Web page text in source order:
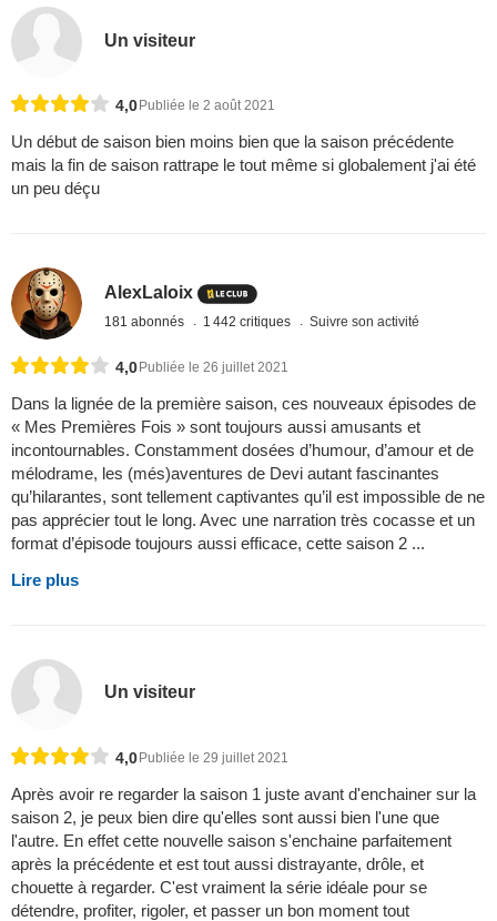
Un visiteur
4,0 Publiée le 2 août 2021
Un début de saison bien moins bien que la saison précédente
mais la fin de saison rattrape le tout même si globalement j'ai été
un peu déçu
AlexLaloix
181 abonnés 1 442 critiques Suivre son activité
4,0Publiée le 26 juillet 2021
Dans la lignée de la première saison, ces nouveaux épisodes de
« Mes Premières Fois » sont toujours aussi amusants et
incontournables. Constamment dosées d’humour, d’amour et de
mélodrame, les (més)aventures de Devi autant fascinantes
qu’hilarantes, sont tellement captivantes qu’il est impossible de ne
pas apprécier tout le long. Avec une narration très cocasse et un
format d’épisode toujours aussi efficace, cette saison 2 ...
Lire plus
Un visiteur
4,0Publiée le 29 juillet 2021
Après avoir re regarder la saison 1 juste avant d'enchainer sur la
saison 2, je peux bien dire qu'elles sont aussi bien l'une que
l'autre. En effet cette nouvelle saison s'enchaine parfaitement
après la précédente et est tout aussi distrayante, drôle, et
chouette à regarder. C'est vraiment la série idéale pour se
détendre, profiter, rigoler, et passer un bon moment tout